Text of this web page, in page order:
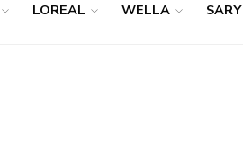
LOREAL WELLA